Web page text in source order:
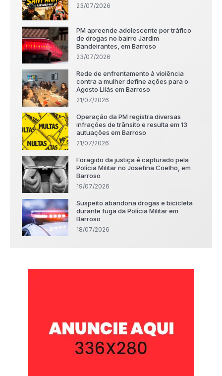
23/07/2026
PM apreende adolescente por tráfico
de drogas no bairro Jardim
Bandeirantes, em Barroso
23/07/2026
Rede de enfrentamento à violência
contra a mulher define ações para o
Agosto Lilás em Barroso
21/07/2026
Operação da PM registra diversas
infrações de trânsito e resulta em 13
autuações em Barroso
21/07/2026
Foragido da justiça é capturado pela
Polícia Militar no Josefina Coelho, em
Barroso
19/07/2026
Suspeito abandona drogas e bicicleta
durante fuga da Polícia Militar em
Barroso
18/07/2026